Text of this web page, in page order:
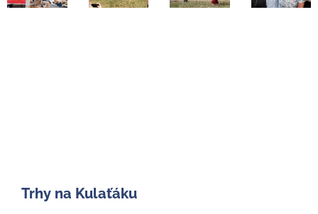
Trhy na Kulaťáku